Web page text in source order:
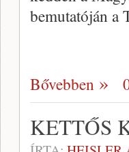
bemutatóján a
Bővebben
KETTŐS